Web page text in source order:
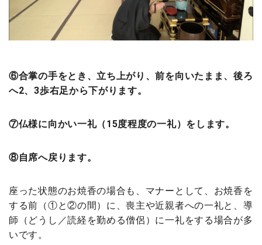
⑥合掌の手をとき、立ち上がり、前を向いたまま、後ろ
へ2、3歩右足から下がります。
⑦仏様に向かい一礼（15度程度の一礼）をします。
⑧自席へ戻ります。
座った状態のお焼香の場合も、マナーとして、お焼香を
する前（①と②の間）に、喪主や近親者への一礼と、導
師（どうし／読経を勤める僧侶）に一礼をする場合が多
いです。